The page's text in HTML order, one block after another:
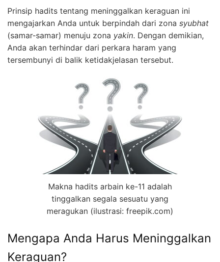
Prinsip hadits tentang meninggalkan keraguan ini
mengajarkan Anda untuk berpindah dari zona syubhat
(samar-samar) menuju zona yakin. Dengan demikian,
Anda akan terhindar dari perkara haram yang
tersembunyi di balik ketidakjelasan tersebut.
Makna hadits arbain ke-11 adalah
tinggalkan segala sesuatu yang
meragukan (ilustrasi: freepik.com)
Mengapa Anda Harus Meninggalkan
Keraguan?